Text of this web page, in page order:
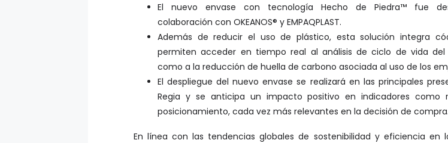
El nuevo envase con tecnología Hecho de Piedra™ fue
colaboración con OKEANOS® y EMPAQPLAST.
Además de reducir el uso de plástico, esta solución integra
permiten acceder en tiempo real al análisis de ciclo de vida
como a la reducción de huella de carbono asociada al uso de los
El despliegue del nuevo envase se realizará en las principales
Regia y se anticipa un impacto positivo en indicadores como
posicionamiento, cada vez más relevantes en la decisión de compra.
En línea con las tendencias globales de sostenibilidad y eficiencia en